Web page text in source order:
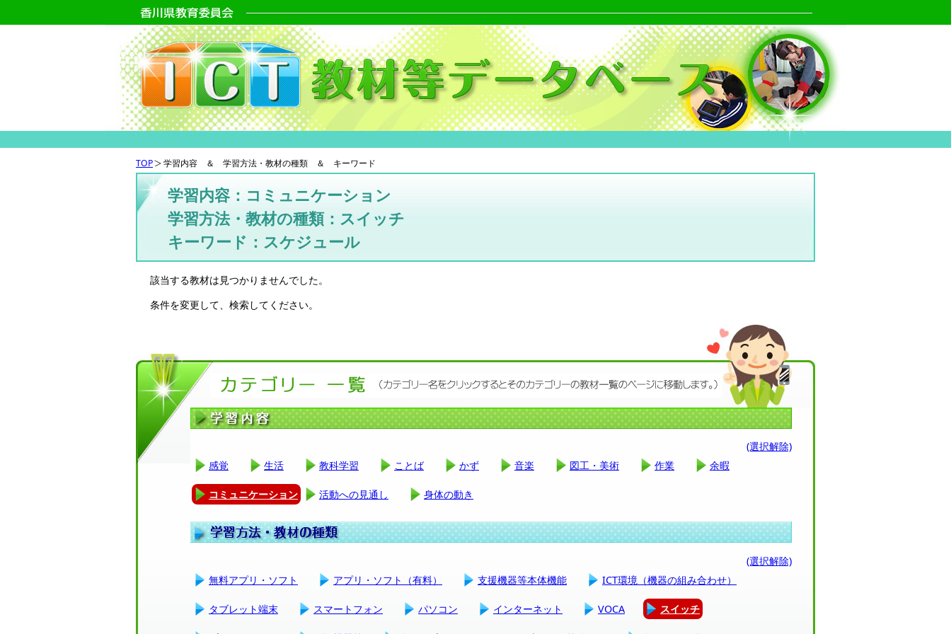
TOP 学習内容 ＆ 学習方法・教材の種類 ＆ キーワード
学習内容：コミュニケーション
学習方法・教材の種類：スイッチ
キーワード：スケジュール
該当する教材は見つかりませんでした。
条件を変更して、検索してください。
(選択解除)
感覚
生活 教科学習 ことば かず 音楽 図工・美術 作業 余暇
コミュニケーション 活動への見通し 身体の動き
(選択解除)
無料アプリ・ソフト
アプリ・ソフト（有料） 支援機器等本体機能 ICT環境（機器の組み合わせ）
タブレット端末 スマートフォン パソコン インターネット VOCA スイッチ